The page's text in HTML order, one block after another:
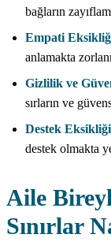
bağların
Empati
anlamakta
Gizlilik ve
sırların ve
Destek
destek olmakta
Aile
Sınırlar